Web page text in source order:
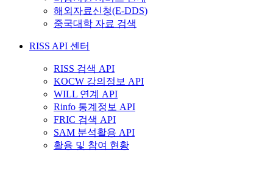
해외자료신청(E-DDS)
중국대학 자료 검색
RISS API 센터
RISS 검색 API
KOCW 강의정보 API
WILL 연계 API
Rinfo 통계정보 API
FRIC 검색 API
SAM 분석활용 API
활용 및 참여 현황